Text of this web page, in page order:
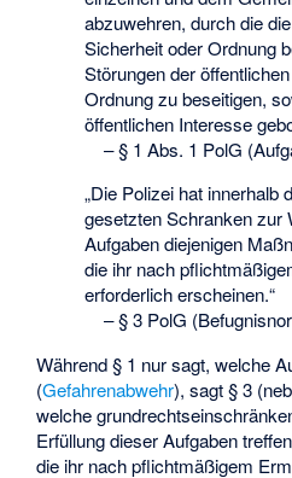
abzuwehren, durch die
Sicherheit oder Ordnung
Störungen der
Ordnung zu beseitigen,
öffentlichen Interesse
–§ 1 Abs. 1 PolG
„Die Polizei hat innerhalb
gesetzten Schranken zur
Aufgaben diejenigen
die ihr nach
erforderlich erscheinen.“
–§ 3 PolG
Während § 1 nur sagt, welche
(Gefahrenabwehr), sagt § 3
welche
Erfüllung dieser Aufgaben
die ihr nach pflichtmäßigem